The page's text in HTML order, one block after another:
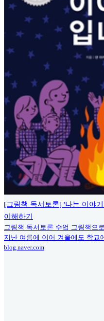
[그림책 독서토론] '나는 이야
이해하기
그림책 독서토론 수업 그림책으
지난 여름에 이어 겨울에도 학교
blog.naver.com